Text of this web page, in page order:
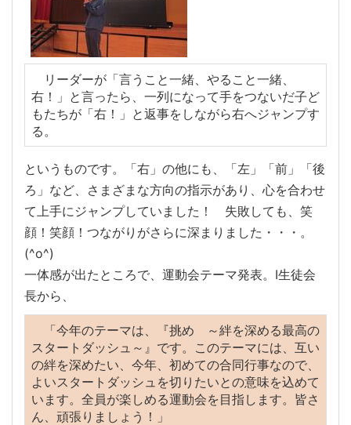
リーダーが「言うこと一緒、やること一緒、
右！」と言ったら、一列になって手をつないだ子ど
もたちが「右！」と返事をしながら右へジャンプす
る。
というものです。「右」の他にも、「左」「前」「後
ろ」など、さまざまな方向の指示があり、心を合わせ
て上手にジャンプしていました！ 失敗しても、笑
顔！笑顔！つながりがさらに深まりました・・・。
(^o^)
一体感が出たところで、運動会テーマ発表。I生徒会
長から、
「今年のテーマは、『挑め ～絆を深める最高の
スタートダッシュ～』です。このテーマには、互い
の絆を深めたい、今年、初めての合同行事なので、
よいスタートダッシュを切りたいとの意味を込めて
います。全員が楽しめる運動会を目指します。皆さ
ん、頑張りましょう！」